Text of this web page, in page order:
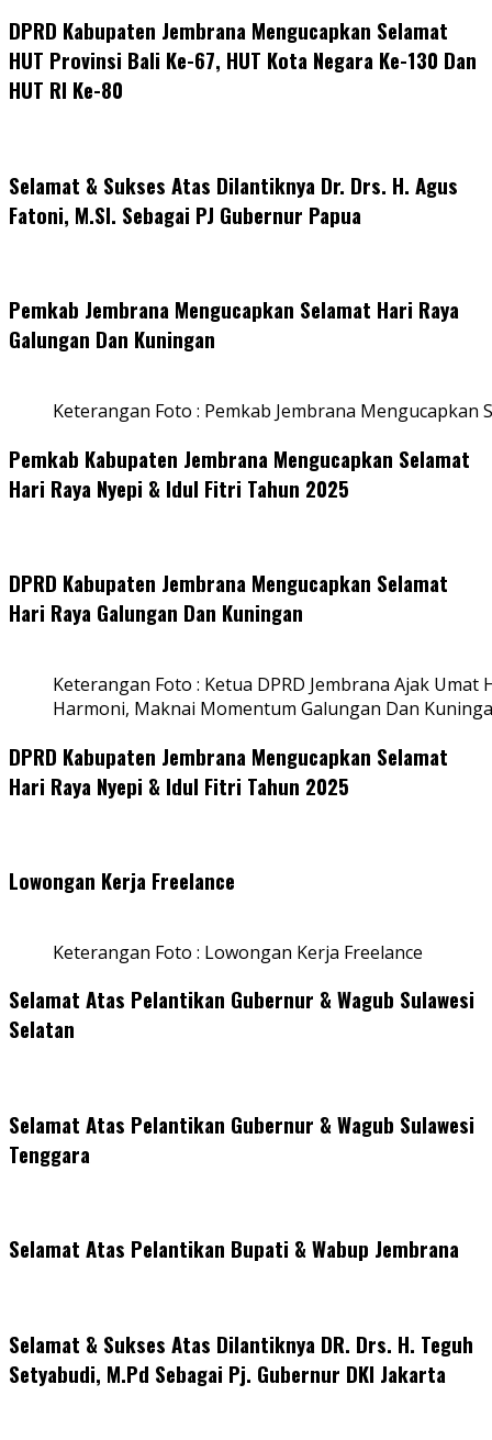
DPRD Kabupaten Jembrana Mengucapkan Selamat
HUT Provinsi Bali Ke-67, HUT Kota Negara Ke-130 Dan
HUT RI Ke-80
Selamat & Sukses Atas Dilantiknya Dr. Drs. H. Agus
Fatoni, M.SI. Sebagai PJ Gubernur Papua
Pemkab Jembrana Mengucapkan Selamat Hari Raya
Galungan Dan Kuningan
Keterangan Foto : Pemkab Jembrana Mengucapkan
Pemkab Kabupaten Jembrana Mengucapkan Selamat
Hari Raya Nyepi & Idul Fitri Tahun 2025
DPRD Kabupaten Jembrana Mengucapkan Selamat
Hari Raya Galungan Dan Kuningan
Keterangan Foto : Ketua DPRD Jembrana Ajak
Harmoni, Maknai Momentum Galungan Dan
DPRD Kabupaten Jembrana Mengucapkan Selamat
Hari Raya Nyepi & Idul Fitri Tahun 2025
Lowongan Kerja Freelance
Keterangan Foto : Lowongan Kerja Freelance
Selamat Atas Pelantikan Gubernur & Wagub Sulawesi
Selatan
Selamat Atas Pelantikan Gubernur & Wagub Sulawesi
Tenggara
Selamat Atas Pelantikan Bupati & Wabup Jembrana
Selamat & Sukses Atas Dilantiknya DR. Drs. H. Teguh
Setyabudi, M.Pd Sebagai Pj. Gubernur DKI Jakarta